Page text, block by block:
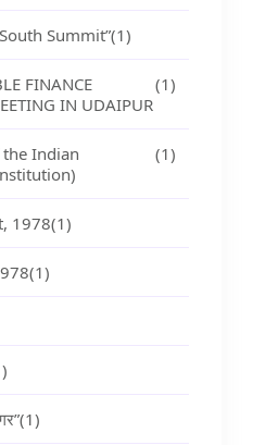
Summit”(1)
FINANCE
IN UDAIPUR
(1)
Indian
(1)
1978(1)
(1)
(1)